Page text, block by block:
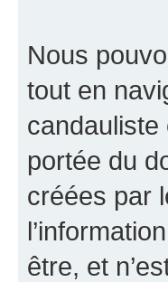
Nous
tout en
portée du
créées par
être, et